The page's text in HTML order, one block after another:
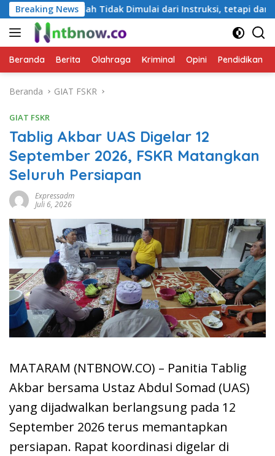
Langsung
ke
konten
Breaking News
Dimulai dari Instruksi, tetapi dari Cara Berbicara
Beranda Berita Olahraga Kriminal Opini Pendidikan
Beranda GIAT FSKR
GIAT FSKR
Tablig Akbar UAS Digelar 12
September 2026, FSKR Matangkan
Seluruh Persiapan
Expressadm
Juli 6, 2026
MATARAM (NTBNOW.CO) – Panitia Tablig
Akbar bersama Ustaz Abdul Somad (UAS)
yang dijadwalkan berlangsung pada 12
September 2026 terus memantapkan
persiapan. Rapat koordinasi digelar di